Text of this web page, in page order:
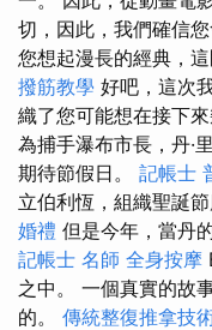
切，因此，我們確信
您想起漫長的經典，
撥筋教學 好吧，這次
織了您可能想在接下來
為捕手瀑布市長，丹·
期待節假日。 記帳士
立伯利恆，組織聖誕
婚禮 但是今年，當丹
記帳士 名師 全身按摩
之中。 一個真實的故
的。 傳統整復推拿技